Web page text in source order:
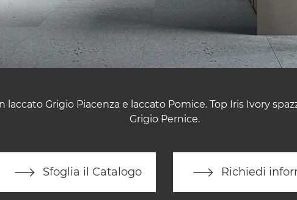
laccato Grigio Piacenza e laccato Pomice. Top Iris Ivory
Grigio Pernice.
Sfoglia il Catalogo Richiedi